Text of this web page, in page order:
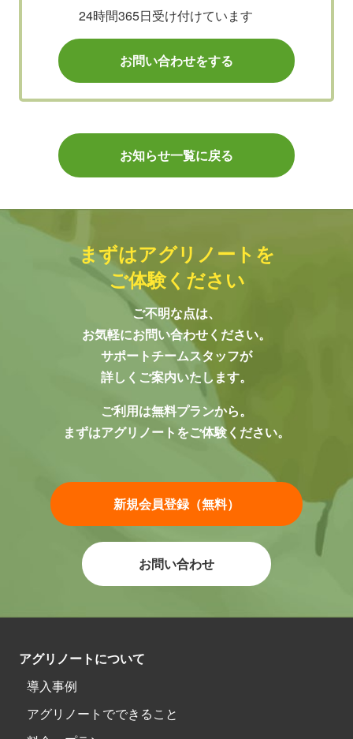
24時間365日受け付けています
お問い合わせをする
お知らせ一覧に戻る
まずはアグリノートを
ご体験ください
ご不明な点は、
お気軽にお問い合わせください。
サポートチームスタッフが
詳しくご案内いたします。
ご利用は無料プランから。
まずはアグリノートをご体験ください。
新規会員登録（無料）
お問い合わせ
アグリノートについて
導入事例
アグリノートでできること